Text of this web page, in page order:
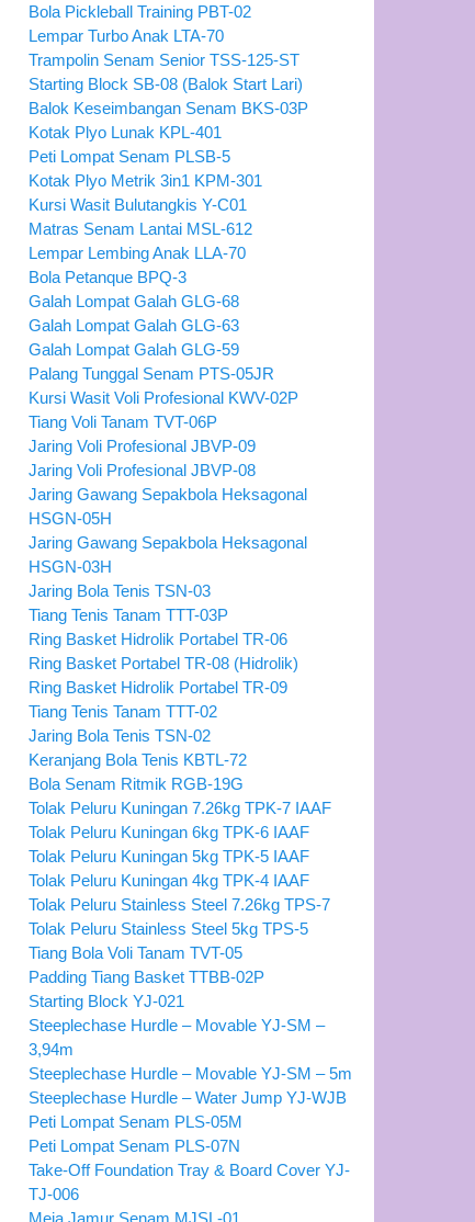
Bola Pickleball Training PBT-02
Lempar Turbo Anak LTA-70
Trampolin Senam Senior TSS-125-ST
Starting Block SB-08 (Balok Start Lari)
Balok Keseimbangan Senam BKS-03P
Kotak Plyo Lunak KPL-401
Peti Lompat Senam PLSB-5
Kotak Plyo Metrik 3in1 KPM-301
Kursi Wasit Bulutangkis Y-C01
Matras Senam Lantai MSL-612
Lempar Lembing Anak LLA-70
Bola Petanque BPQ-3
Galah Lompat Galah GLG-68
Galah Lompat Galah GLG-63
Galah Lompat Galah GLG-59
Palang Tunggal Senam PTS-05JR
Kursi Wasit Voli Profesional KWV-02P
Tiang Voli Tanam TVT-06P
Jaring Voli Profesional JBVP-09
Jaring Voli Profesional JBVP-08
Jaring Gawang Sepakbola Heksagonal
HSGN-05H
Jaring Gawang Sepakbola Heksagonal
HSGN-03H
Jaring Bola Tenis TSN-03
Tiang Tenis Tanam TTT-03P
Ring Basket Hidrolik Portabel TR-06
Ring Basket Portabel TR-08 (Hidrolik)
Ring Basket Hidrolik Portabel TR-09
Tiang Tenis Tanam TTT-02
Jaring Bola Tenis TSN-02
Keranjang Bola Tenis KBTL-72
Bola Senam Ritmik RGB-19G
Tolak Peluru Kuningan 7.26kg TPK-7 IAAF
Tolak Peluru Kuningan 6kg TPK-6 IAAF
Tolak Peluru Kuningan 5kg TPK-5 IAAF
Tolak Peluru Kuningan 4kg TPK-4 IAAF
Tolak Peluru Stainless Steel 7.26kg TPS-7
Tolak Peluru Stainless Steel 5kg TPS-5
Tiang Bola Voli Tanam TVT-05
Padding Tiang Basket TTBB-02P
Starting Block YJ-021
Steeplechase Hurdle – Movable YJ-SM –
3,94m
Steeplechase Hurdle – Movable YJ-SM – 5m
Steeplechase Hurdle – Water Jump YJ-WJB
Peti Lompat Senam PLS-05M
Peti Lompat Senam PLS-07N
Take-Off Foundation Tray & Board Cover YJ-
TJ-006
Meja Jamur Senam MJSL-01